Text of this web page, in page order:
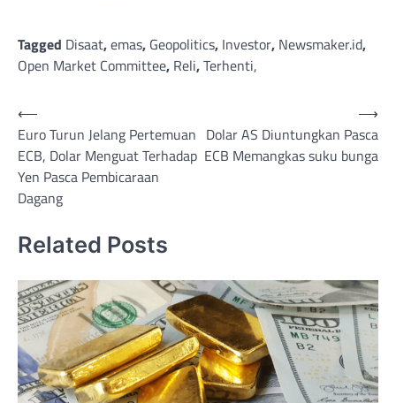
Tagged Disaat,emas, Geopolitics, Investor, Newsmaker.id,
Open Market Committee, Reli,Terhenti,
Post
navigation
⟵
Euro Turun Jelang Pertemuan
ECB, Dolar Menguat Terhadap
Yen Pasca Pembicaraan
Dagang
Dolar AS Diuntungkan Pasca
ECB Memangkas suku bunga
⟶
Related Posts